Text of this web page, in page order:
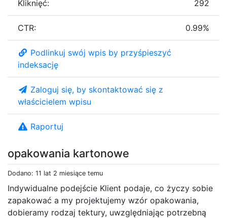
opakowania kartonowe
Dodano: 11 lat 2 miesiące temu
Indywidualne podejście Klient podaje, co życzy sobie
zapakować a my projektujemy wzór opakowania,
dobieramy rodzaj tektury, uwzględniając potrzebną
Kliknięć: 292
CTR: 0.99%
Podlinkuj swój wpis by przyśpieszyć
indeksację
Zaloguj się, by skontaktować się z
właścicielem wpisu
Raportuj